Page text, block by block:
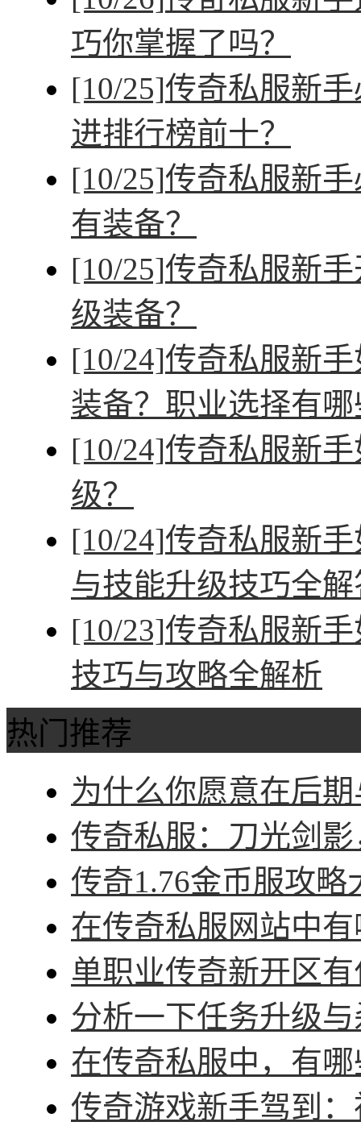
巧你掌握了吗？
[10/25]传奇私服新
进排行榜前十？
[10/25]传奇私服新
有装备？
[10/25]传奇私服新
级装备？
[10/24]传奇私服新
装备？职业选择有
[10/24]传奇私服新
级？
[10/24]传奇私服新
与技能升级技巧全解
[10/23]传奇私服新
技巧与攻略全解析
热门推荐
为什么你愿意在后
传奇私服：刀光剑
传奇1.76金币服攻
在传奇私服网站中
单职业传奇新开区
分析一下任务升级
在传奇私服中，有
传奇游戏新手驾到